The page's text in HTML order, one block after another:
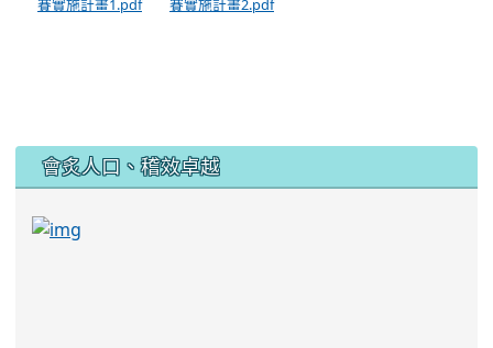
賽實施計畫1.pdf
賽實施計畫2.pdf
會炙人口、稽效卓越